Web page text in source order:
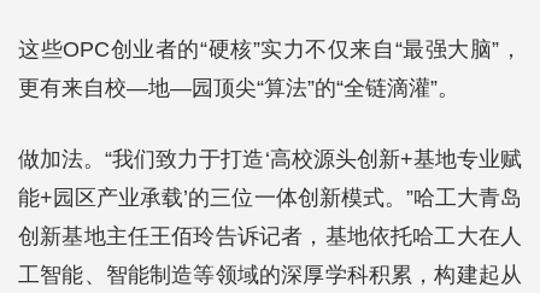
这些OPC创业者的“硬核”实力不仅来自“最强大脑”，
更有来自校—地—园顶尖“算法”的“全链滴灌”。
做加法。“我们致力于打造‘高校源头创新+基地专业赋
能+园区产业承载’的三位一体创新模式。”哈工大青岛
创新基地主任王佰玲告诉记者，基地依托哈工大在人
工智能、智能制造等领域的深厚学科积累，构建起从